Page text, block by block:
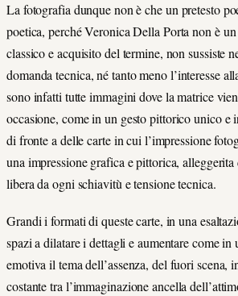
La fotografia dunque non è che un pretesto
poetica, perché Veronica Della Porta non è
classico e acquisito del termine, non sussiste
domanda tecnica, né tanto meno l’interesse
sono infatti tutte immagini dove la matrice
occasione, come in un gesto pittorico unico
di fronte a delle carte in cui l’impressione
una impressione grafica e pittorica,
libera da ogni schiavitù e tensione tecnica.
Grandi i formati di queste carte, in una
spazi a dilatare i dettagli e aumentare come in
emotiva il tema dell’assenza, del fuori scena,
costante tra l’immaginazione ancella